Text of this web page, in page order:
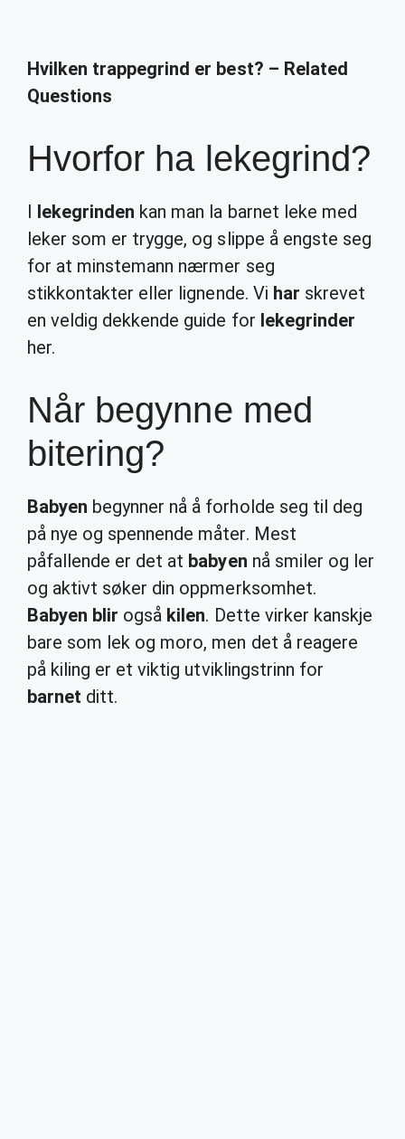
Hvilken trappegrind er best? – Related
Questions
Hvorfor ha lekegrind?
I lekegrinden kan man la barnet leke med
leker som er trygge, og slippe å engste seg
for at minstemann nærmer seg
stikkontakter eller lignende. Vi har skrevet
en veldig dekkende guide for lekegrinder
her.
Når begynne med
bitering?
Babyen begynner nå å forholde seg til deg
på nye og spennende måter. Mest
påfallende er det at babyen nå smiler og ler
og aktivt søker din oppmerksomhet.
Babyen blir også kilen. Dette virker kanskje
bare som lek og moro, men det å reagere
på kiling er et viktig utviklingstrinn for
barnet ditt.